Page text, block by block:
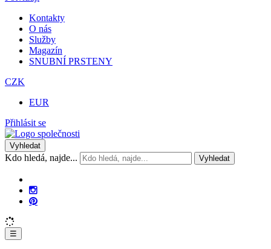
Kontakty
O nás
Služby
Magazín
SNUBNÍ PRSTENY
CZK
EUR
Přihlásit se
Vyhledat
Kdo hledá, najde... Vyhledat
☰